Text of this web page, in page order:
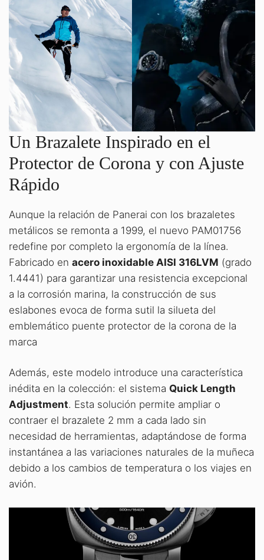
Un Brazalete Inspirado en el
Protector de Corona y con Ajuste
Rápido
Aunque la relación de Panerai con los brazaletes
metálicos se remonta a 1999, el nuevo PAM01756
redefine por completo la ergonomía de la línea.
Fabricado en acero inoxidable AISI 316LVM (grado
1.4441) para garantizar una resistencia excepcional
a la corrosión marina, la construcción de sus
eslabones evoca de forma sutil la silueta del
emblemático puente protector de la corona de la
marca
Además, este modelo introduce una característica
inédita en la colección: el sistema Quick Length
Adjustment. Esta solución permite ampliar o
contraer el brazalete 2 mm a cada lado sin
necesidad de herramientas, adaptándose de forma
instantánea a las variaciones naturales de la muñeca
debido a los cambios de temperatura o los viajes en
avión.